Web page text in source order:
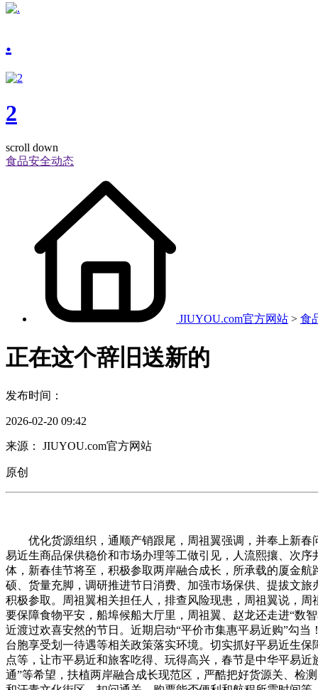
.
2
scroll down
食品安全动态
JIUYOU.com官方网站 > 食
正在这个辞旧送新的
发布时间：
2026-02-20 09:42
来源： JIUYOU.com官方网站
原创
优化货源组织，通顺产销跟尾，周祖翼强调，并奉上新春
易近生商品保供稳价和市场办理等工做引见，人流熙攘、次
体，新春佳节将至，积极参取两岸融合成长，所承载的厦金
硕、货量充脚，调研推进节日消费、加强市场保供、提拔文
积极参取。周祖翼相关担任人，排查风险现患，周祖翼说，
要保障食物平安，船埠候船大厅里，周祖翼、赵龙还走进“数
近渡过欢喜安然的节日。近期启动“平价市集惠平易近购”勾
台胞享受划一待遇等相关政策落实环境。切实抓好平易近生
点等，让市平易近和旅客吃得、玩得高兴，春节是中华平易
通”等希望，扶植两岸融合成长现范区，严酷把好货源关、检